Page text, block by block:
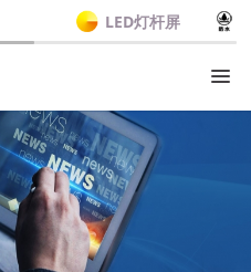
LED灯杆屏